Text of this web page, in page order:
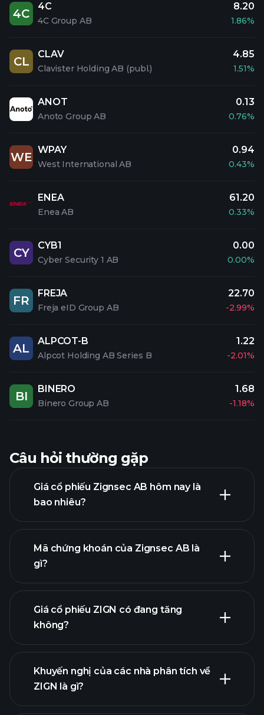
4C
4C
4C Group AB
8.20
1.86%
CL
CLAV
Clavister Holding AB (publ.)
4.85
1.51%
ANOT
Anoto Group AB
0.13
0.76%
WE
WPAY
West International AB
0.94
0.43%
ENEA
Enea AB
61.20
0.33%
CY
CYB1
Cyber Security 1 AB
0.00
0.00%
FR
FREJA
Freja eID Group AB
22.70
-2.99%
AL
ALPCOT-B
Alpcot Holding AB Series B
1.22
-2.01%
BI
BINERO
Binero Group AB
1.68
-1.18%
Câu hỏi thường gặp
Giá cổ phiếu Zignsec AB hôm nay là
bao nhiêu?
Mã chứng khoán của Zignsec AB là
gì?
Giá cổ phiếu ZIGN có đang tăng
không?
Khuyến nghị của các nhà phân tích về
ZIGN là gì?